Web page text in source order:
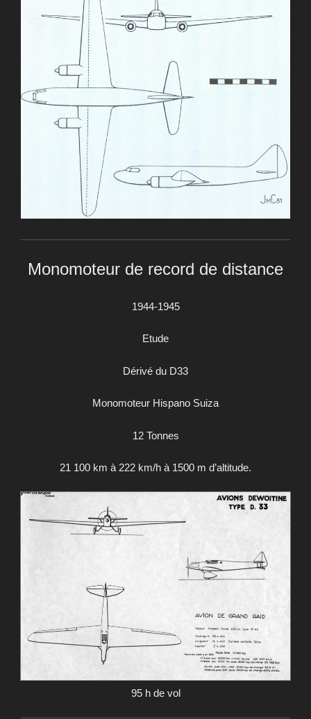
Monomoteur de record de distance
1944-1945
Etude
Dérivé du D33
Monomoteur Hispano Suiza
12 Tonnes
21 100 km à 222 km/h à 1500 m d’altitude.
95 h de vol